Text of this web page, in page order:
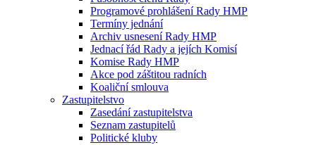
Programové prohlášení Rady HMP
Termíny jednání
Archiv usnesení Rady HMP
Jednací řád Rady a jejích Komisí
Komise Rady HMP
Akce pod záštitou radních
Koaliční smlouva
Zastupitelstvo
Zasedání zastupitelstva
Seznam zastupitelů
Politické kluby